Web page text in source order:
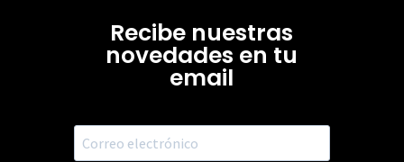
Recibe nuestras
novedades en tu
email